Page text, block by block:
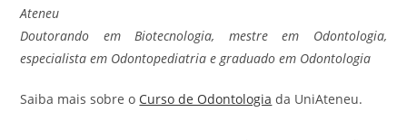
Ateneu
Doutorando em Biotecnologia, mestre em Odontologia,
especialista em Odontopediatria e graduado em Odontologia
Saiba mais sobre o Curso de Odontologia da UniAteneu.